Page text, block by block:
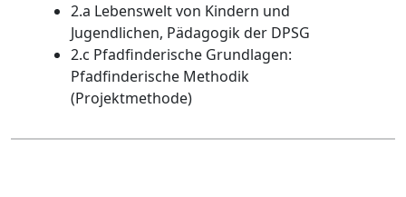
2.a Lebenswelt von Kindern und
Jugendlichen, Pädagogik der DPSG
2.c Pfadfinderische Grundlagen:
Pfadfinderische Methodik
(Projektmethode)